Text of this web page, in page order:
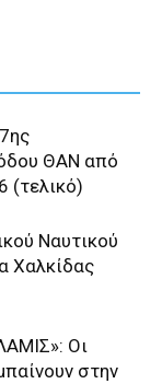
ΘΑΝ από
(τελικό)
Ναυτικού
Χαλκίδας
Οι
στην